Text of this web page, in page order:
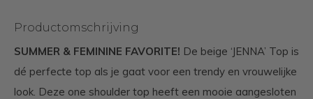
Productomschrijving
SUMMER & FEMININE FAVORITE! De beige ‘JENNA’ Top is
dé perfecte top als je gaat voor een trendy en vrouwelijke
look. Deze one shoulder top heeft een mooie aangesloten